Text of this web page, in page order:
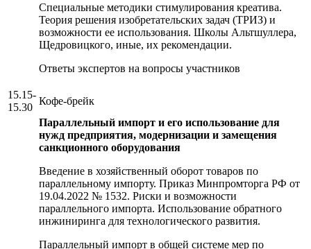
Специальные методики стимулирования креатива.
Теория решения изобретательских задач (ТРИЗ) и
возможности ее использования. Школы Альтшуллера,
Щедровицкого, иные, их рекомендации.
Ответы экспертов на вопросы участников
15.15-
15.30
Кофе-брейк
Параллельный импорт и его использование для
нужд предприятия, модернизации и замещения
санкционного оборудования
Введение в хозяйственный оборот товаров по
параллельному импорту. Приказ Минпромторга РФ от
19.04.2022 № 1532. Риски и возможности
параллельного импорта. Использование обратного
инжиниринга для технологического развития.
Параллельный импорт в общей системе мер по